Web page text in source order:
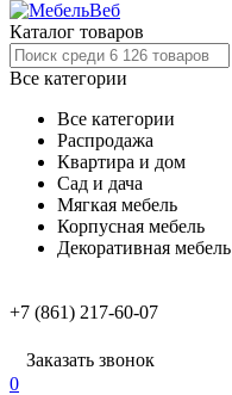
Каталог товаров
Все категории
Все категории
Распродажа
Квартира и дом
Сад и дача
Мягкая мебель
Корпусная мебель
Декоративная мебель
+7 (861) 217-60-07
Заказать звонок
0